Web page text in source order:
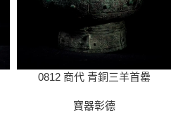
0812 商代 青銅三羊首罍
寶器彰德